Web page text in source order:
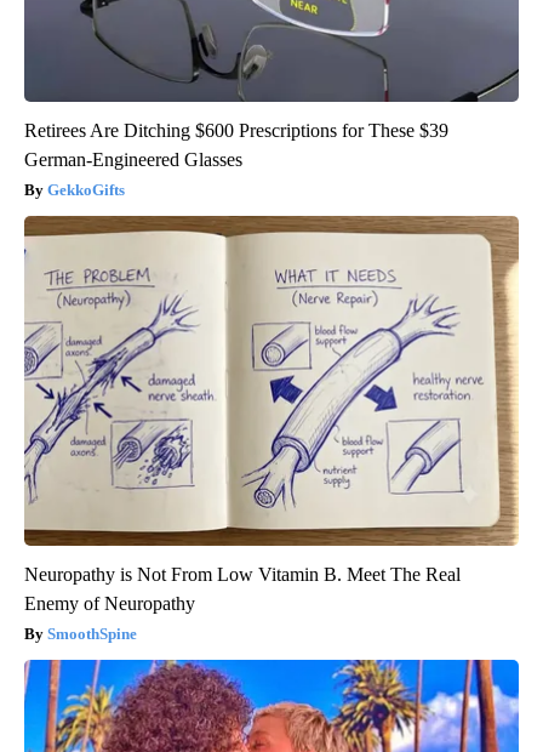
Retirees Are Ditching $600 Prescriptions for These $39
German-Engineered Glasses
GekkoGifts
Neuropathy is Not From Low Vitamin B. Meet The Real
Enemy of Neuropathy
SmoothSpine